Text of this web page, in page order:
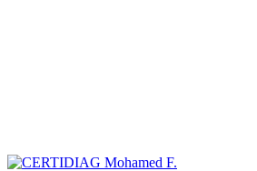
Mohamed F.